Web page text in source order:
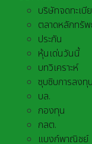
บริษัทจดทะเบี
ตลาดหลักทรั
ประกัน
หุ้นเด่นวันนี้
บทวิเคราะห์
ซุบซิบการลงทุน
บล.
กองทุน
กลต.
แบงก์พาณิชย์